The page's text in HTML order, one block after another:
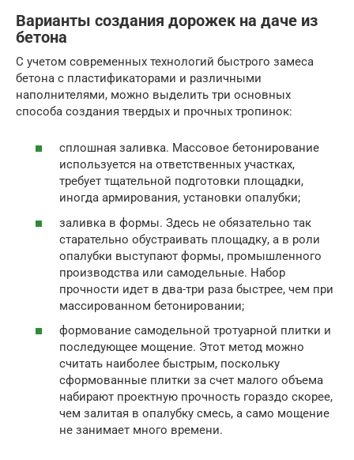
Варианты создания дорожек на даче из
бетона
С учетом современных технологий быстрого замеса
бетона с пластификаторами и различными
наполнителями, можно выделить три основных
способа создания твердых и прочных тропинок:
сплошная заливка. Массовое бетонирование
используется на ответственных участках,
требует тщательной подготовки площадки,
иногда армирования, установки опалубки;
заливка в формы. Здесь не обязательно так
старательно обустраивать площадку, а в роли
опалубки выступают формы, промышленного
производства или самодельные. Набор
прочности идет в два-три раза быстрее, чем при
массированном бетонировании;
формование самодельной тротуарной плитки и
последующее мощение. Этот метод можно
считать наиболее быстрым, поскольку
сформованные плитки за счет малого объема
набирают проектную прочность гораздо скорее,
чем залитая в опалубку смесь, а само мощение
не занимает много времени.